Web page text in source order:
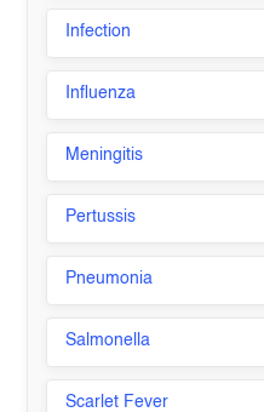
Infection
Influenza
Meningitis
Pertussis
Pneumonia
Salmonella
Scarlet Fever